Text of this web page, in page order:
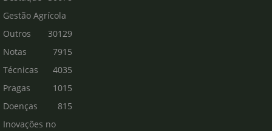
Gestão Agrícola
30129
Outros
7915
Notas
Técnicas
4035
Pragas
1015
Doenças
815
Inovações no